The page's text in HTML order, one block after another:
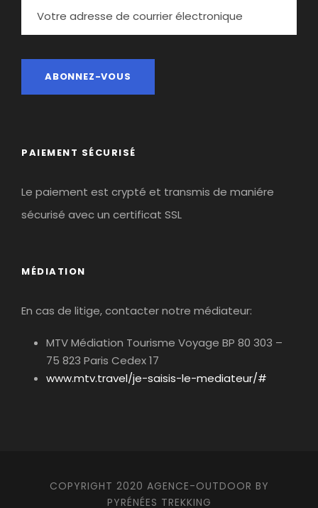
PAIEMENT SÉCURISÉ
Le paiement est crypté et transmis de maniére
sécurisé avec un certificat SSL
MÉDIATION
En cas de litige, contacter notre médiateur:
MTV Médiation Tourisme Voyage BP 80 303 –
75 823 Paris Cedex 17
www.mtv.travel/je-saisis-le-mediateur/#
COPYRIGHT 2020 AGENCE-OUTDOOR BY
PYRÉNÉES TREKKING